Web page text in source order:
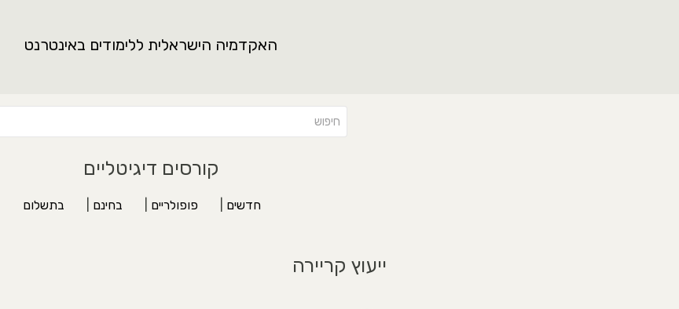
האקדמיה הישראלית ללימודים באינטרנט
קורסים דיגיטליים
חדשים פופולריים בחינם בתשלום
ייעוץ קריירה